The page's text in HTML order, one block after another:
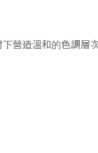
營造溫和的色調層次